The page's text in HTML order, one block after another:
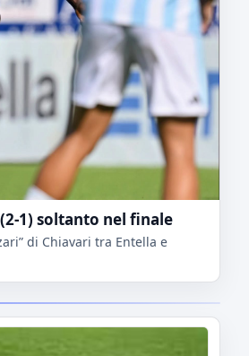
1) soltanto nel finale
di Chiavari tra Entella e